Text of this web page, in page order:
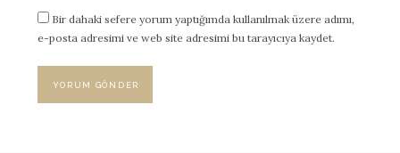
Bir dahaki sefere yorum yaptığımda kullanılmak üzere adımı,
e-posta adresimi ve web site adresimi bu tarayıcıya kaydet.